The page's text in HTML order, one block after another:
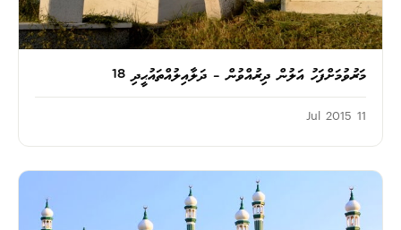
މަރުވުމަށްފަހު އަލުން ދިރުއްވުން – ދަލާއިލުއްތައުޙީދި 18
11 Jul 2015